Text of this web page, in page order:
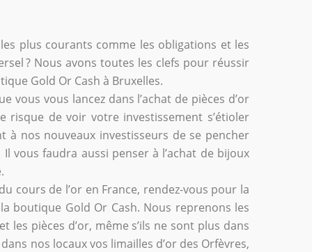
plus courants comme les obligations et les
? Nous avons toutes les clefs pour réussir
Gold Or Cash à Bruxelles.
vous lancez dans l’achat de pièces d’or
risque de voir votre investissement s’étioler
à nos nouveaux investisseurs de se pencher
vous faudra aussi penser à l’achat de bijoux
cours de l’or en France, rendez-vous pour la
boutique Gold Or Cash. Nous reprenons les
pièces d’or, même s’ils ne sont plus dans
nos locaux vos limailles d’or des Orfèvres,